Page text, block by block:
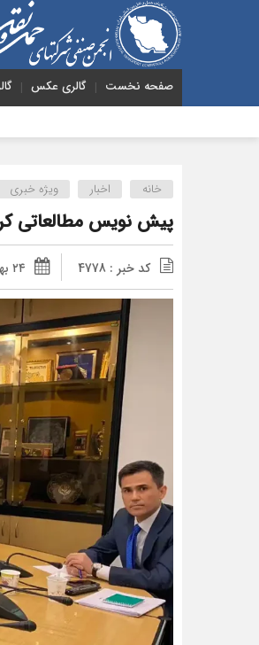
صفحه نخست گالری عکس
خانه اخبار ویژه خبری
پیش نویس مطالعاتی
کد خبر : 4778 ۲۴ بهمن ۱۴۰۳ - ۱۲:۵۶